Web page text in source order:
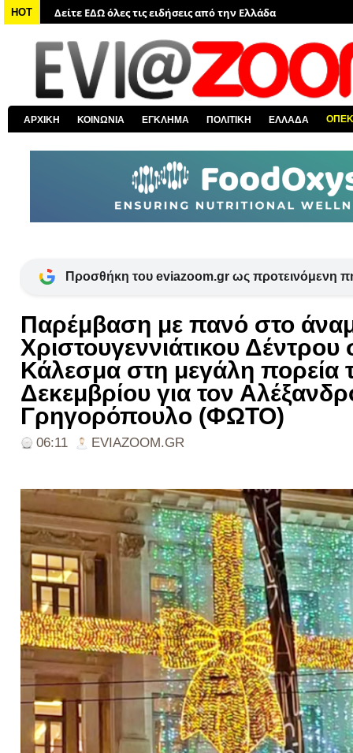
HOT
Δείτε ΕΔΩ όλα τα πολιτικά νέα
Δείτε ΕΔΩ τις αποκαλύψεις του EviaZoom.gr
Δείτε ΕΔΩ όλα τα αστυνομικά νέα
Δείτε ΕΔΩ όλα τα νέα από τον κόσμο
Δείτε ΕΔΩ όλα τα νέα για την Χαλκίδα και όλη την Εύβοια
Δείτε ΕΔΩ όλες τις ειδήσεις από την Ελλάδα
ΑΡΧΙΚΗ ΚΟΙΝΩΝΙΑ ΕΓΚΛΗΜΑ ΠΟΛΙΤΙΚΗ ΕΛΛΑΔΑ
Προσθήκη του eviazoom.gr ως προτεινόμενη
Παρέμβαση με πανό στο
Χριστουγεννιάτικου
Κάλεσμα στη μεγάλη πορεία
Δεκεμβρίου για τον
Γρηγορόπουλο (ΦΩΤΟ)
06:11 EVIAZOOM.GR